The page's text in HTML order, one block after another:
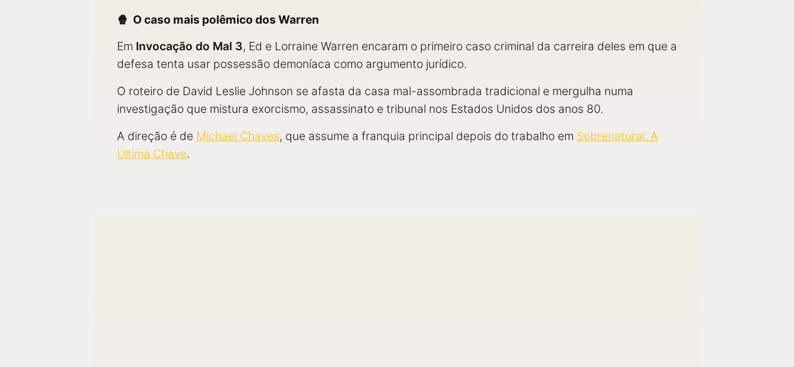
O caso mais polêmico dos Warren
Em Invocação do Mal 3, Ed e Lorraine Warren encaram o primeiro caso criminal da carreira deles em que a
defesa tenta usar possessão demoníaca como argumento jurídico.
O roteiro de David Leslie Johnson se afasta da casa mal-assombrada tradicional e mergulha numa
investigação que mistura exorcismo, assassinato e tribunal nos Estados Unidos dos anos 80.
A direção é de Michael Chaves, que assume a franquia principal depois do trabalho em Sobrenatural: A
Última Chave.